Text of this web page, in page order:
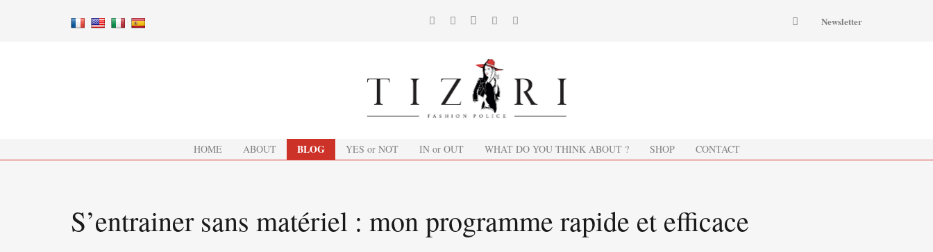
Newsletter
HOME ABOUT BLOG YES or NOT IN or OUT WHAT DO YOU THINK ABOUT ? SHOP CONTACT
S’entrainer sans matériel : mon programme rapide et efficace